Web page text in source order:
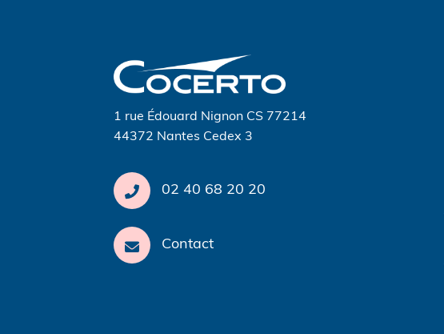
1 rue Édouard Nignon CS 77214
44372 Nantes Cedex 3
02 40 68 20 20
Contact